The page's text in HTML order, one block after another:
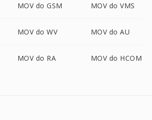
MOV do GSM MOV do VMS
MOV do WV MOV do AU
MOV do RA MOV do HCOM